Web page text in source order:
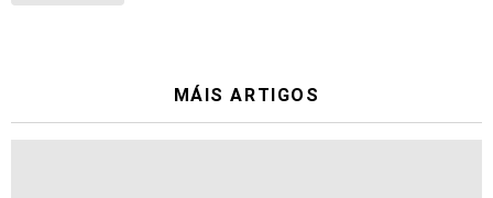
MÁIS ARTIGOS